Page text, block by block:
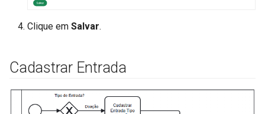
Clique em Salvar.
Cadastrar Entrada